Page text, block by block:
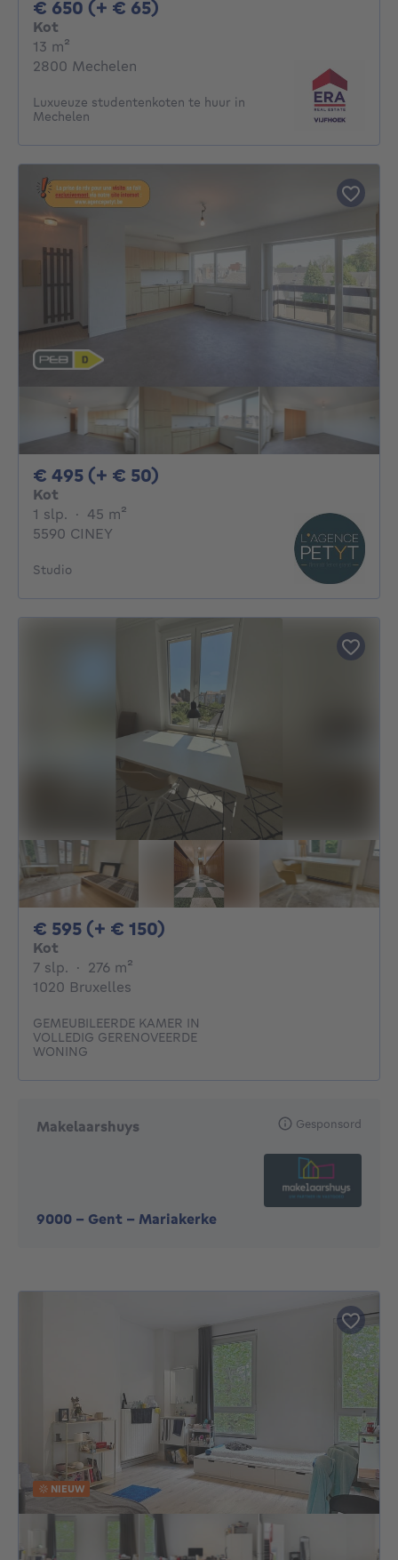
€ 650 (+ € 65)
Kot
13 m²
2800 Mechelen
Luxueuze studentenkoten te huur in
Mechelen
€ 495 (+ € 50)
Kot
1 slp. 1 slaapkamer
· 45 m²
5590 CINEY
Studio
€ 595 (+ € 150)
Kot
7 slp. 7 slaapkamers
· 276 m²
1020 Bruxelles
GEMEUBILEERDE KAMER IN
VOLLEDIG GERENOVEERDE
WONING
Makelaarshuys
9000 - Gent - Mariakerke
Gesponsord
NIEUW